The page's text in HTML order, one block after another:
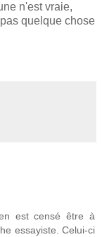
n'est vraie,
quelque chose
est censé être à
essayiste. Celui-ci